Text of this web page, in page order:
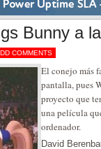
Bunny a
COMMENTS
El conejo más
pantalla, pues
proyecto que
una película
ordenador.
David